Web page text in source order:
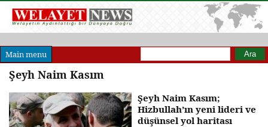
Main menu Arama formu
Ara
Şeyh Naim Kasım
Şeyh Naim Kasım;
Hizbullah’ın yeni lideri ve
düşünsel yol haritası